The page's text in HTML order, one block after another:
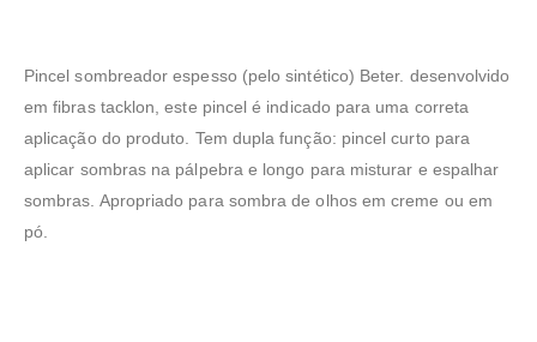
Pincel sombreador espesso (pelo sintético) Beter. desenvolvido
em fibras tacklon, este pincel é indicado para uma correta
aplicação do produto. Tem dupla função: pincel curto para
aplicar sombras na pálpebra e longo para misturar e espalhar
sombras. Apropriado para sombra de olhos em creme ou em
pó.